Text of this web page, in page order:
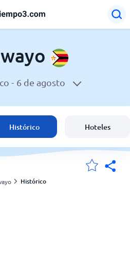
- 6 de agosto
Histórico Hoteles
Histórico